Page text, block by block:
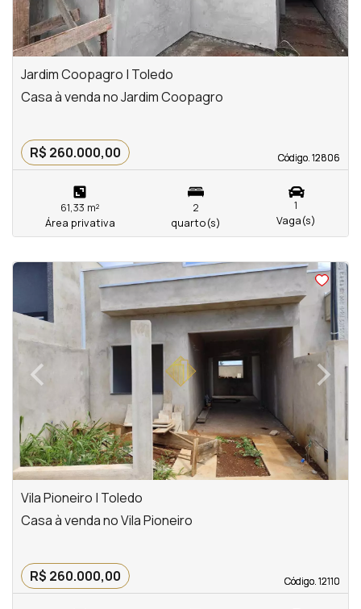
Jardim Coopagro | Toledo
Código. 12806
Código. 12806
Casa à venda no Jardim Coopagro
R$ 260.000,00
61,33 m²
Área privativa
2
quarto(s)
1
Vaga(s)
< <
‹
Previous ›
Next
Vila Pioneiro | Toledo
Código. 12110
Código. 12110
Casa à venda no Vila Pioneiro
R$ 260.000,00